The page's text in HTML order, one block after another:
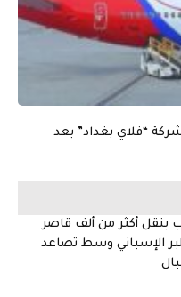
“فلاي بغداد” بعد
بنقل أكثر من ألف قاصر
الإسباني وسط تصاعد